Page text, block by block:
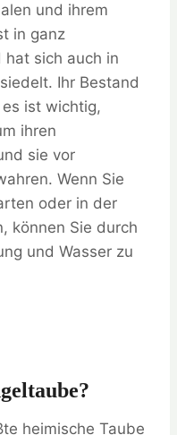
und ihrem
in ganz
sich auch in
Ihr Bestand
ist wichtig,
ihren
sie vor
Wenn Sie
oder in der
können Sie durch
und Wasser zu
heimische Taube